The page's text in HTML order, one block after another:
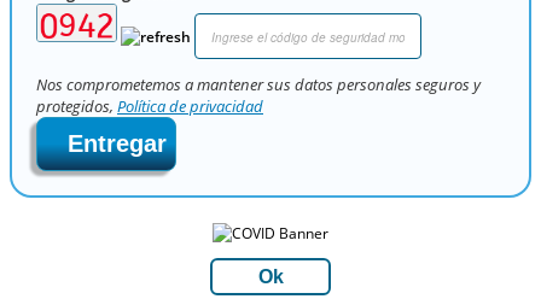
Nos comprometemos a mantener sus datos personales seguros y
protegidos, Política de privacidad
Entregar
Ok